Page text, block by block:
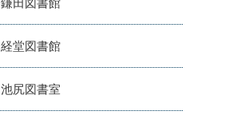
鎌田図書館
経堂図書館
池尻図書室